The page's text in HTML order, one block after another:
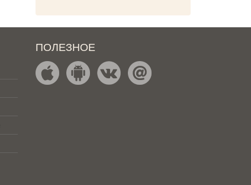
ПОЛЕЗНОЕ